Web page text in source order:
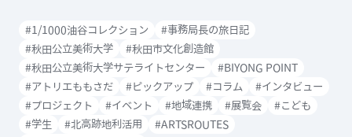
#1/1000油谷コレクション
#事務局長の旅日記
#秋田公立美術大学
#秋田市文化創造館
#秋田公立美術大学サテライトセンター
#BIYONG POINT
#アトリエももさだ
#ピックアップ #コラム
#インタビュー
#プロジェクト
#イベント #地域連携 #展覧会
#こども
#学生
#北高跡地利活用
#ARTSROUTES